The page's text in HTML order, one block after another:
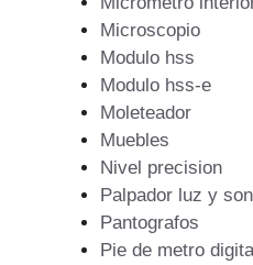
Microscopio
Modulo hss
Modulo hss-e
Moleteador
Muebles
Nivel precision
Palpador luz y
Pantografos
Pie de metro